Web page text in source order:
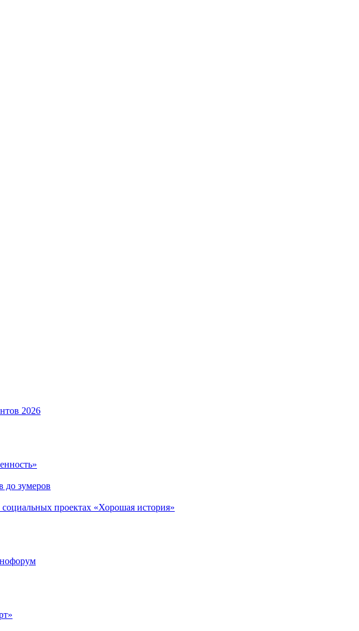
2026
до зумеров
проектах «Хорошая история»